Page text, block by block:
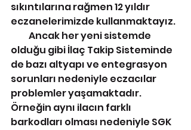
sıkıntılarına rağmen 12 yıldır
eczanelerimizde kullanmaktayız.
olduğu gibi İlaç Takip Sisteminde
de bazı altyapı ve entegrasyon
sorunları nedeniyle eczacılar
problemler yaşamaktadır.
Örneğin aynı ilacın farklı
barkodları olması nedeniyle SGK